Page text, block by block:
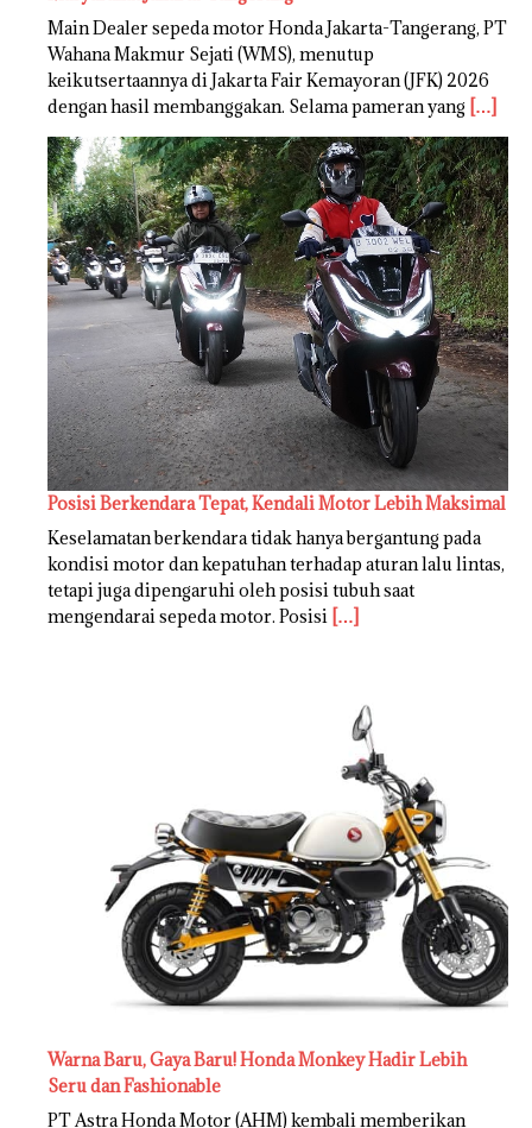
Main Dealer sepeda motor Honda Jakarta-Tangerang, PT
Wahana Makmur Sejati (WMS), menutup
keikutsertaannya di Jakarta Fair Kemayoran (JFK) 2026
dengan hasil membanggakan. Selama pameran yang […]
Posisi Berkendara Tepat, Kendali Motor Lebih Maksimal
Keselamatan berkendara tidak hanya bergantung pada
kondisi motor dan kepatuhan terhadap aturan lalu lintas,
tetapi juga dipengaruhi oleh posisi tubuh saat
mengendarai sepeda motor. Posisi […]
Warna Baru, Gaya Baru! Honda Monkey Hadir Lebih
Seru dan Fashionable
PT Astra Honda Motor (AHM) kembali memberikan